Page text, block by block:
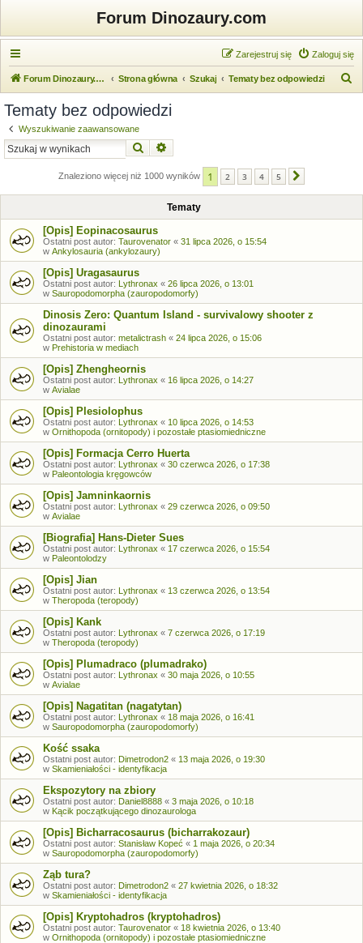
Forum Dinozaury.com
Zaloguj się
Zarejestruj się
Forum Dinozaury.com Strona główna Szukaj Tematy bez odpowiedzi
Tematy bez odpowiedzi
Wyszukiwanie zaawansowane
Szukaj
Znaleziono więcej niż 1000 wyników 1 2 3 4 5
Tematy
[Opis] Eopinacosaurus
Ostatni post autor: Taurovenator « 31 lipca 2026, o 15:54
w Ankylosauria (ankylozaury)
[Opis] Uragasaurus
Ostatni post autor: Lythronax « 26 lipca 2026, o 13:01
w Sauropodomorpha (zauropodomorfy)
Dinosis Zero: Quantum Island - survivalowy shooter z
dinozaurami
Ostatni post autor: metalictrash « 24 lipca 2026, o 15:06
w Prehistoria w mediach
[Opis] Zhengheornis
Ostatni post autor: Lythronax « 16 lipca 2026, o 14:27
w Avialae
[Opis] Plesiolophus
Ostatni post autor: Lythronax « 10 lipca 2026, o 14:53
w Ornithopoda (ornitopody) i pozostałe ptasiomiedniczne
[Opis] Formacja Cerro Huerta
Ostatni post autor: Lythronax « 30 czerwca 2026, o 17:38
w Paleontologia kręgowców
[Opis] Jamninkaornis
Ostatni post autor: Lythronax « 29 czerwca 2026, o 09:50
w Avialae
[Biografia] Hans-Dieter Sues
Ostatni post autor: Lythronax « 17 czerwca 2026, o 15:54
w Paleontolodzy
[Opis] Jian
Ostatni post autor: Lythronax « 13 czerwca 2026, o 13:54
w Theropoda (teropody)
[Opis] Kank
Ostatni post autor: Lythronax « 7 czerwca 2026, o 17:19
w Theropoda (teropody)
[Opis] Plumadraco (plumadrako)
Ostatni post autor: Lythronax « 30 maja 2026, o 10:55
w Avialae
[Opis] Nagatitan (nagatytan)
Ostatni post autor: Lythronax « 18 maja 2026, o 16:41
w Sauropodomorpha (zauropodomorfy)
Kość ssaka
Ostatni post autor: Dimetrodon2 « 13 maja 2026, o 19:30
w Skamieniałości - identyfikacja
Ekspozytory na zbiory
Ostatni post autor: Daniel8888 « 3 maja 2026, o 10:18
w Kącik początkującego dinozaurologa
[Opis] Bicharracosaurus (bicharrakozaur)
Ostatni post autor: Stanisław Kopeć « 1 maja 2026, o 20:34
w Sauropodomorpha (zauropodomorfy)
Ząb tura?
Ostatni post autor: Dimetrodon2 « 27 kwietnia 2026, o 18:32
w Skamieniałości - identyfikacja
[Opis] Kryptohadros (kryptohadros)
Ostatni post autor: Taurovenator « 18 kwietnia 2026, o 13:40
w Ornithopoda (ornitopody) i pozostałe ptasiomiedniczne